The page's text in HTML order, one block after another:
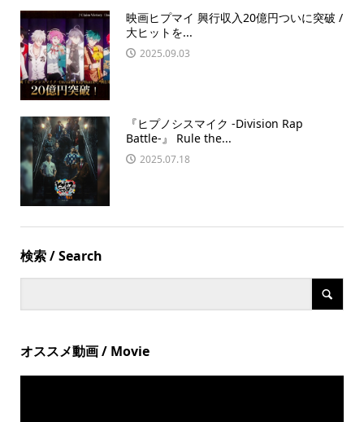
映画ヒプマイ 興行収入20億円ついに突破 /
大ヒットを...
2025.09.03
『ヒプノシスマイク -Division Rap
Battle-』 Rule the...
2025.07.18
検索 / Search
オススメ動画 / Movie